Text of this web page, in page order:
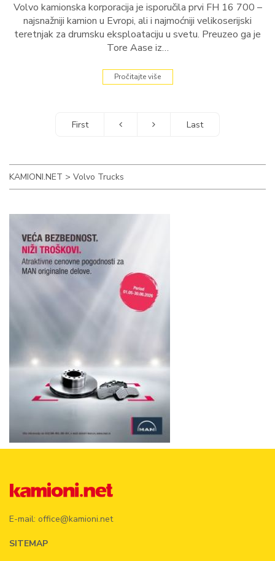
Volvo kamionska korporacija je isporučila prvi FH 16 700 –
najsnažniji kamion u Evropi, ali i najmoćniji velikoserijski
teretnjak za drumsku eksploataciju u svetu. Preuzeo ga je
Tore Aase iz…
Pročitajte više
KAMIONI.NET > Volvo Trucks
E-mail: office@kamioni.net
SITEMAP